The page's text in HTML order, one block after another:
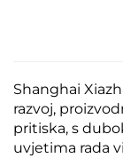
Shanghai
razvoj,
pritiska, s
uvjetima rada